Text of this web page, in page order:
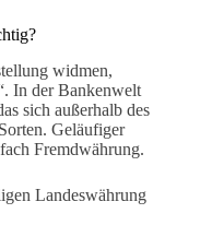
widmen,
In der Bankenwelt
sich außerhalb des
Geläufiger
Fremdwährung.
Landeswährung